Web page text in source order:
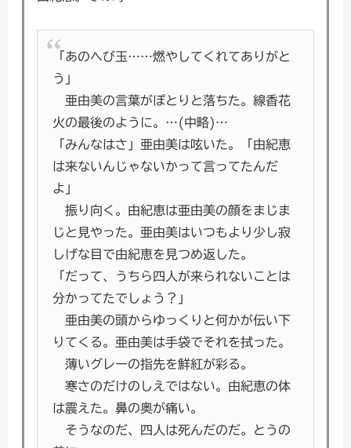
「あのへび玉……燃やしてくれてありがと
う」
亜由美の言葉がぽとりと落ちた。線香花
火の最後のように。…(中略)…
「みんなはさ」亜由美は呟いた。「由紀恵
は来ないんじゃないかって言ってたんだ
よ」
振り向く。由紀恵は亜由美の顔をまじま
じと見やった。亜由美はいつもより少し寂
しげな目で由紀恵を見つめ返した。
「だって、うちら四人が来られないことは
分かってたでしょう？」
亜由美の頭からゆっくりと何かが伝い下
りてくる。亜由美は手袋でそれを拭った。
薄いグレーの指先を鮮紅が彩る。
寒さのだけのしえではない。由紀恵の体
は震えた。鼻の奥が痛い。
そうなのだ、四人は死んだのだ。とうの